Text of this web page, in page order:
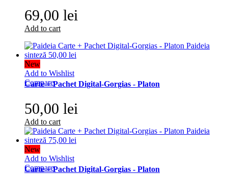
69,00 lei
Add to cart
New
Add to Wishlist
Compare
Carte + Pachet Digital-Gorgias - Platon
50,00 lei
Add to cart
New
Add to Wishlist
Compare
Carte + Pachet Digital-Gorgias - Platon